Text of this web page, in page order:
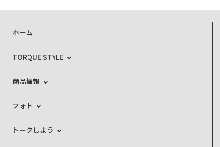
ホーム
TORQUE STYLE
商品情報
フォト
トークしよう